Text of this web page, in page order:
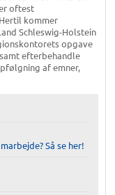
oftest
kommer
Schleswig-Holstein
opgave
efterbehandle
af emner,
Så se her!